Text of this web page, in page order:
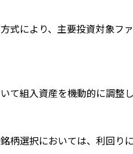
式により、主要投資対象
て組入資産を機動的に調整
柄選択においては、利回りに